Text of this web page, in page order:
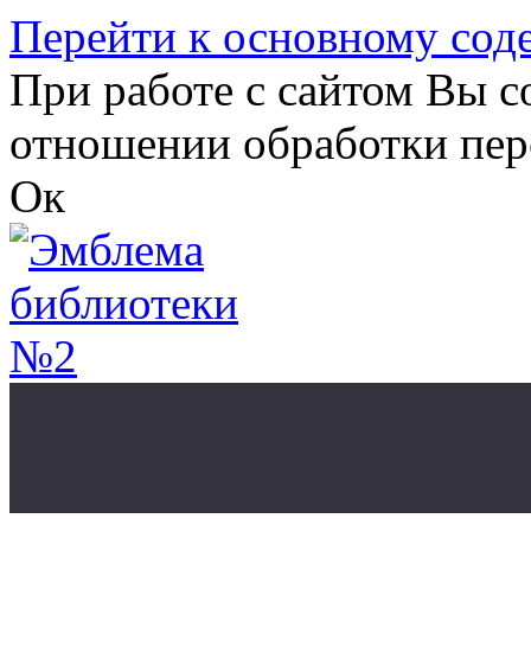
Перейти к основному
При работе с сайтом Вы
отношении обработки
Ок